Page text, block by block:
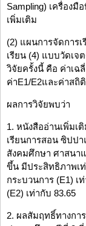
Sampling) เครื่อง
เพิ่มเติม
(2) แผนการจัดการ
เรียน (4) แบบวัดเจ
วิจัยครั้งนี้ คือ ค่าเฉ
ค่าE1/E2และค่าสถิ
ผลการวิจัยพบว่า
1. หนังสืออ่านเพิ่มเ
เรียนการสอน ซิปป
สังคมศึกษา ศาสน
ขึ้น มีประสิทธิภาพเ
กระบวนการ (E1)
(E2) เท่ากับ 83.65
2. ผลสัมฤทธิ์ทางกา